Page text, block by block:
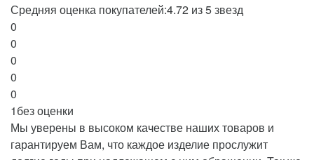
Средняя оценка покупателей:4.72 из 5 звезд
0
0
0
0
0
1без оценки
Мы уверены в высоком качестве наших товаров и
гарантируем Вам, что каждое изделие прослужит